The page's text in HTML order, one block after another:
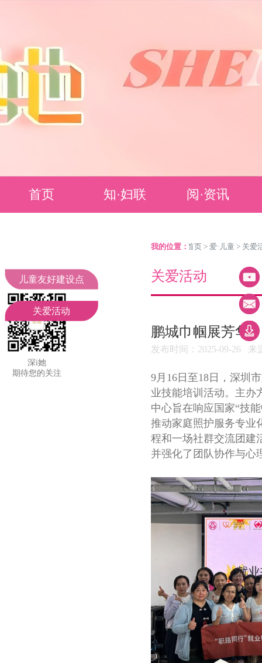
深i她
期待您的关注
首页 知·妇联 阅·资讯
通知公告
儿童友好建设点
关爱活动
我的位置：
> 首页 > 爱·儿童 > 关爱
关爱活动
鹏城巾帼展芳华
发布时间：2025-09-26
9月16日至18日，深圳
业技能培训活动。主办
中心旨在响应国家“技
推动家庭照护服务专业
程和一场社群交流团建
并强化了团队协作与心